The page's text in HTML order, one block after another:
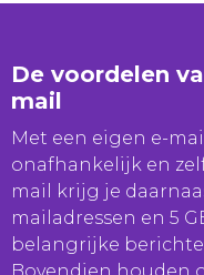
De voordelen
mail
Met een eigen e-
onafhankelijk en
mail krijg je
mailadressen en 5
belangrijke